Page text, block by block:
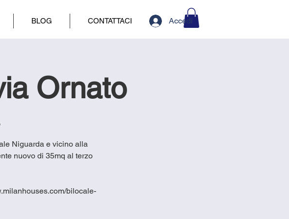
BLOG CONTATTACI Accedi
Ornato
Niguarda e vicino alla
nuovo di 35mq al terzo
bilocale-